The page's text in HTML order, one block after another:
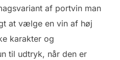
af portvin man
at vælge en vin af høj
karakter og
til udtryk, når den er